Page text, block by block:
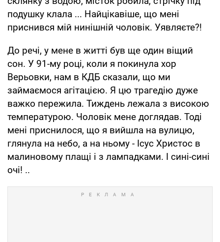
подушку клала ... Найцікавіше, що мені
приснився мій нинішній чоловік. Уявляєте?!
До речі, у мене в житті був ще один віщий
сон. У 91-му році, коли я покинула хор
Верьовки, нам в КДБ сказали, що ми
займаємося агітацією. Я цю трагедію дуже
важко пережила. Тиждень лежала з високою
температурою. Чоловік мене доглядав. Тоді
мені приснилося, що я вийшла на вулицю,
глянула на небо, а на ньому - Ісус Христос в
малиновому плащі і з лампадками. І сині-сині
очі! ..